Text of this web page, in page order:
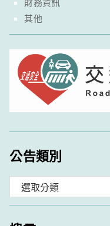
財務資訊
其他
公告類別
類